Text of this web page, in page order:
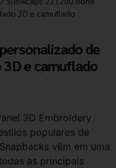
3D e camuflado
de
3D e camuflado
3D Embroidery
populares de
vêm em uma
as principais